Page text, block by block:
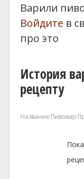
Варили
Войдите в
про это
История
рецепту
Название Пивовар